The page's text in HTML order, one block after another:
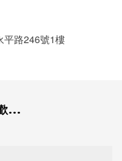
平路246號1樓
...